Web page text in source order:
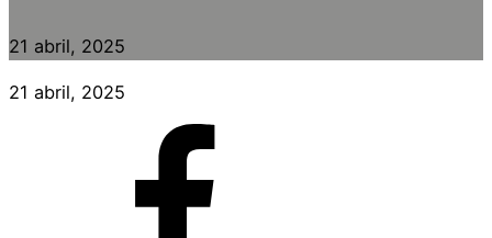
21 abril, 2025
21 abril, 2025